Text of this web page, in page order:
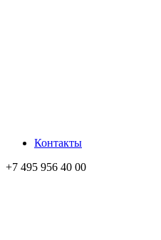
Контакты
+7 495 956 40 00